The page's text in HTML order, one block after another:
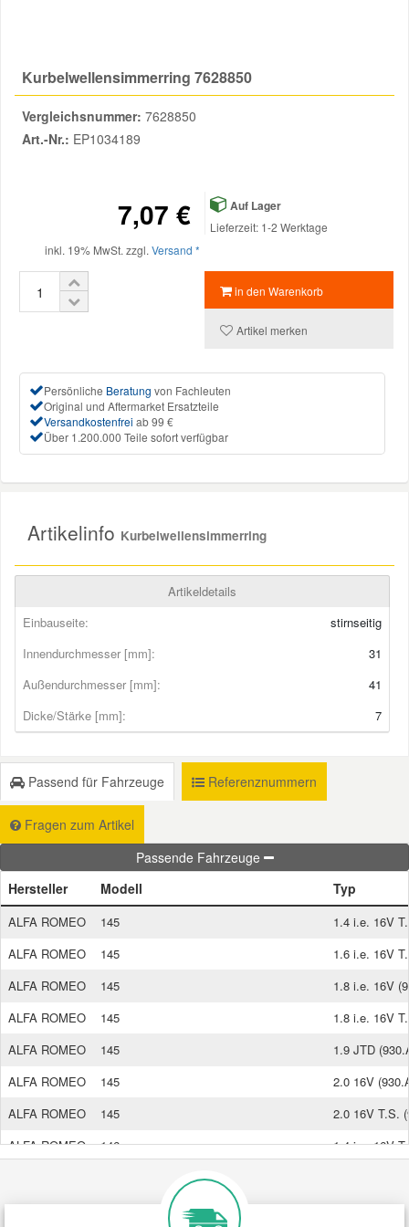
Kurbelwellensimmerring 7628850
Vergleichsnummer: 7628850
Art.-Nr.: EP1034189
7,07 €
inkl. 19% MwSt. zzgl. Versand *
Auf Lager
Lieferzeit: 1-2 Werktage
in den Warenkorb
Artikel merken
Persönliche Beratung von Fachleuten
Original und Aftermarket Ersatzteile
Versandkostenfrei ab 99 €
Über 1.200.000 Teile sofort verfügbar
Artikelinfo Kurbelwellensimmerring
Artikeldetails
Einbauseite:
stirnseitig
Innendurchmesser [mm]:
31
Außendurchmesser [mm]:
41
Dicke/Stärke [mm]:
7
Passend für Fahrzeuge Referenznummern
Fragen zum Artikel
Passende Fahrzeuge
Hersteller
Modell Typ
ALFA ROMEO 145
1.4 i.e. 16V
ALFA ROMEO
145
1.6 i.e. 16V
ALFA ROMEO
145
1.8 i.e. 16V
ALFA ROMEO
145
1.8 i.e. 16V
ALFA ROMEO
145
1.9 JTD
ALFA ROMEO
145
2.0 16V
ALFA ROMEO
145
2.0 16V T.S.
ALFA ROMEO
146
1.4 i.e. 16V
ALFA ROMEO
146
1.8 i.e. 16V
Zündanlage und Glühanlage
Karosserie Werkzeug
Werkstattbedarf
Winter-Autozubehör
Daihatsu Ersatzteile
Dodge Ersatzteile
Jeep Ersatzteile
Lancia Ersatzteile
Nissan Ersatzteile
Porsche Ersatzteile
Seat Ersatzteile
Smart Ersatzteile
Suzuki Ersatzteile
Vauxhall Ersatzteile
Volvo Ersatzteile